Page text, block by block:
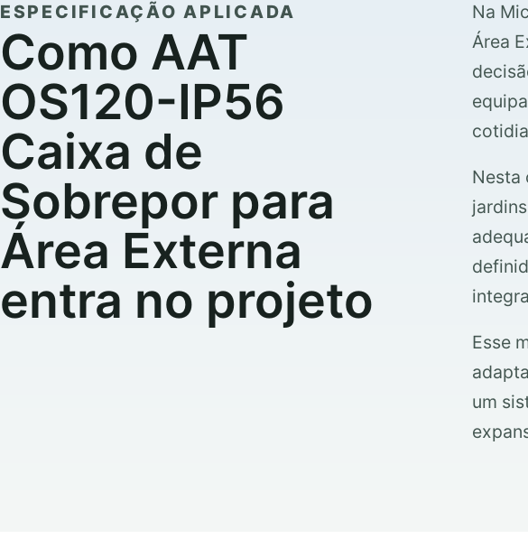
ESPECIFICAÇÃO APLICADA
Como AAT
OS120-IP56
Caixa de
Sobrepor para
Área Externa
entra no projeto
Na
Área
Nesta
Esse
um